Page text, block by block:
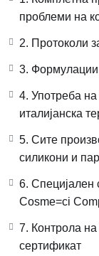
проблеми на
2. Протоколи
3. Формулации
4. Употреба на
италијанска
5. Сите
силикони и
6. Специјален
Cosme=ci
7. Контрола
сертификат